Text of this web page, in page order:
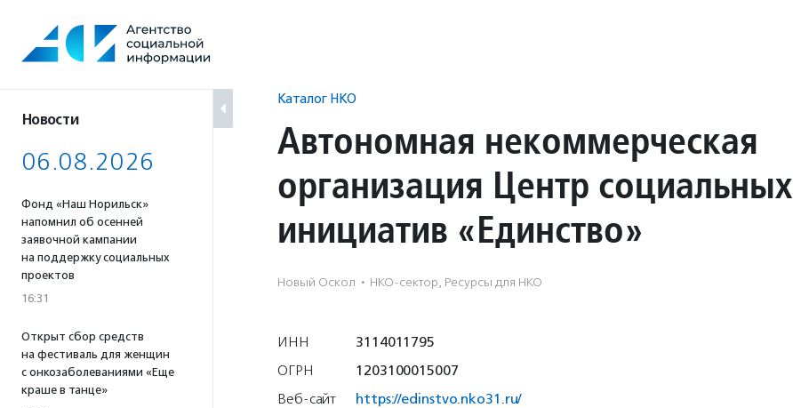
содержанию
Новости
06.08.2026
Фонд «Наш Норильск»
напомнил об осенней
заявочной кампании
на поддержку социальных
проектов
16:31
Открыт сбор средств
на фестиваль для женщин
с онкозаболеваниями «Еще
краше в танце»
Каталог НКО
Автономная некоммерческая
организация Центр социальных
инициатив «Единство»
Новый Оскол · НКО-сектор, Ресурсы для НКО
ИНН
3114011795
ОГРН
1203100015007
Веб-сайт
https://edinstvo.nko31.ru/